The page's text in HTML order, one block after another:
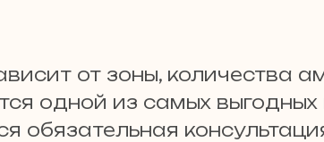
от зоны, количества
одной из самых выгодных
обязательная